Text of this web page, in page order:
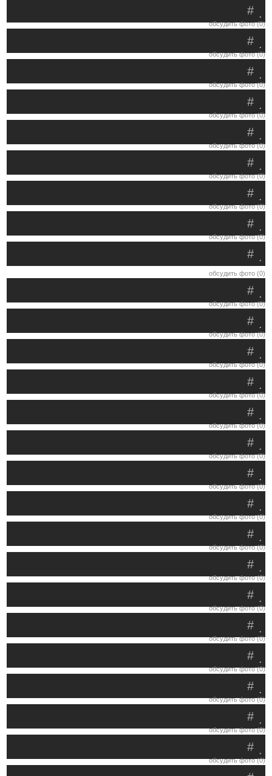
.
#
обсудить фото (0)
.
#
обсудить фото (0)
.
#
обсудить фото (0)
.
#
обсудить фото (0)
.
#
обсудить фото (0)
.
#
обсудить фото (0)
.
#
обсудить фото (0)
.
#
обсудить фото (0)
.
#
обсудить фото (0)
.
#
обсудить фото (0)
.
#
обсудить фото (0)
.
#
обсудить фото (0)
.
#
обсудить фото (0)
.
#
обсудить фото (0)
.
#
обсудить фото (0)
.
#
обсудить фото (0)
.
#
обсудить фото (0)
.
#
обсудить фото (0)
.
#
обсудить фото (0)
.
#
обсудить фото (0)
.
#
обсудить фото (0)
.
#
обсудить фото (0)
.
#
обсудить фото (0)
.
#
обсудить фото (0)
.
#
обсудить фото (0)